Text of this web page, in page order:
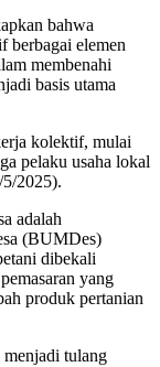
bahwa
berbagai elemen
membenahi
basis utama
kolektif, mulai
pelaku usaha lokal
2025).
adalah
(BUMDes)
dibekali
yang
produk pertanian
tulang